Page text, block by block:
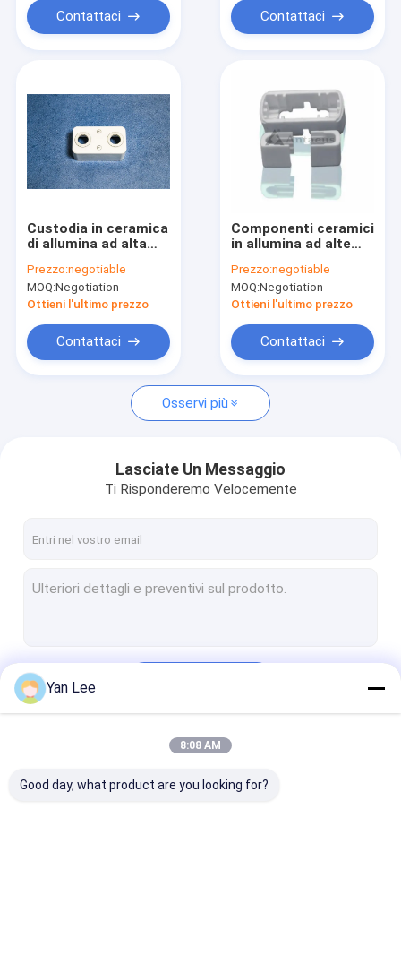
Prodotti
Circa noi
Giro della fabbrica
Richieda una citazione
Componenti ceramiche dell'allumina
Alloggio ceramico
Parti in ceramica personalizzate
Isolante ceramico dell'allumina
Ceramica di ingegneria avanzata
Contattaci
Thermal
Conductivity
Contattaci
Custodia in ceramica
di allumina ad alta
3,6 g/cm3-3,9 g/cm3
con rigidità
dielettrica di 15
volumetrica ≥3,65
Prezzo:negotiable
MOQ:Negotiation
Ottieni l'ultimo prezzo
Contattaci
Componenti ceramici
in allumina ad alte
assorbimento
d'acqua 0%,
conducibilità termica
volumetrica ≥3,65
Prezzo:negotiable
MOQ:Negotiation
Ottieni l'ultimo prezzo
Contattaci
Osservi più
Lasciate Un Messaggio
Ti Risponderemo Velocemente
Yan Lee
8:08 AM
Good day, what product are you looking for?